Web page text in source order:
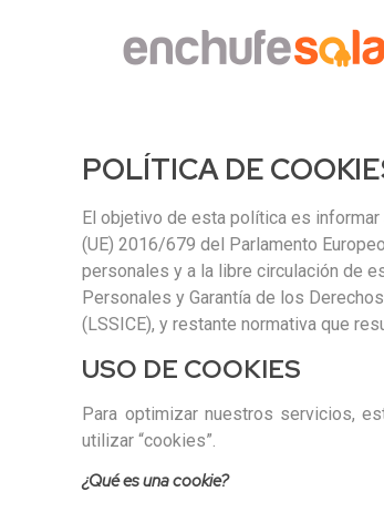
POLÍTICA DE
El objetivo de esta política es
(UE) 2016/679 del Parlamento
personales y a la libre circulación de
Personales y Garantía de los
(LSSICE), y restante normativa que
USO DE COOKIES
Para optimizar nuestros servicios,
utilizar “cookies”.
¿Qué es una cookie?